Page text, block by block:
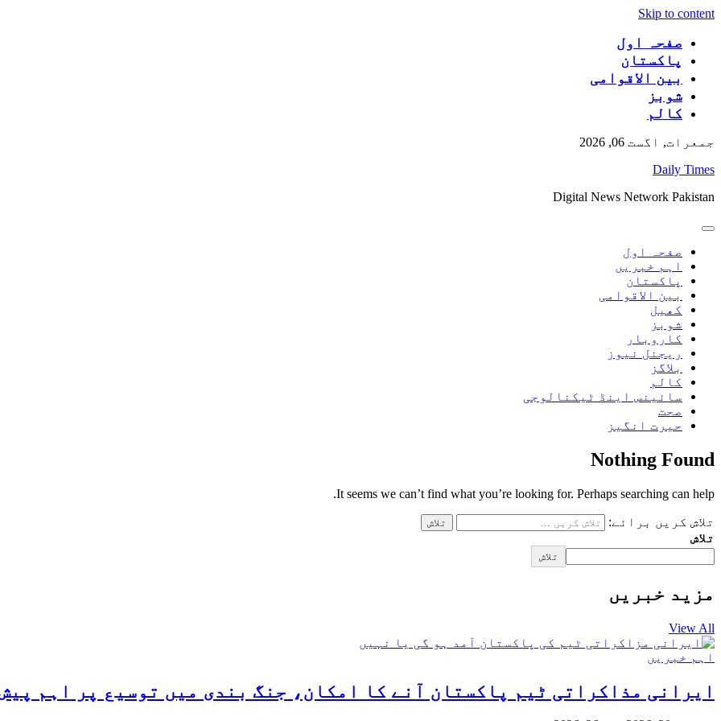
Skip to content
صفحہ اول
پاکستان
بین الاقوامی
شوبز
کالم
جمعرات, اگست 06, 2026
Daily Times
Digital News Network Pakistan
صفحہ اول
اہم خبریں
پاکستان
بین الاقوامی
کھیل
شوبز
کاروبار
ریجنل نیوز
بلاگز
کالم
سائینس اینڈ ٹیکنالوجی
صحت
حیرت انگیز
Nothing Found
It seems we can’t find what you’re looking for. Perhaps searching can help.
تلاش کریں برائے:
تلاش
تلاش
مزید خبریں
View All
اہم خبریں
ایرانی مذاکراتی ٹیم پاکستان آنے کا امکان، جنگ بندی میں توسیع پر اہم